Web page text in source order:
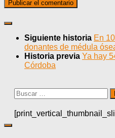
Siguiente historia En
donantes de médula
Historia previa Ya hay
Córdoba
Buscar: